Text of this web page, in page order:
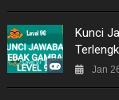
PICTURES
SITEMAP
Kunci
Jan